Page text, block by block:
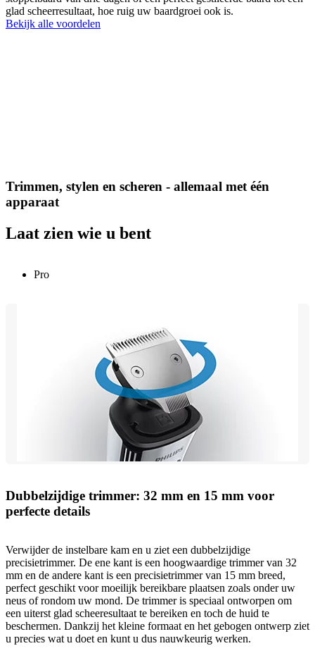
glad scheerresultaat, hoe ruig uw baardgroei ook is.
Bekijk alle voordelen
Trimmen, stylen en scheren - allemaal met één
apparaat
Laat zien wie u bent
Pro
Dubbelzijdige trimmer: 32 mm en 15 mm voor
perfecte details
Verwijder de instelbare kam en u ziet een dubbelzijdige
precisietrimmer. De ene kant is een hoogwaardige trimmer van 32
mm en de andere kant is een precisietrimmer van 15 mm breed,
perfect geschikt voor moeilijk bereikbare plaatsen zoals onder uw
neus of rondom uw mond. De trimmer is speciaal ontworpen om
een uiterst glad scheeresultaat te bereiken en toch de huid te
beschermen. Dankzij het kleine formaat en het gebogen ontwerp ziet
u precies wat u doet en kunt u dus nauwkeurig werken.